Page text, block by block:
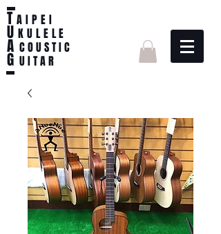
TAIPEI
UKULELE
A C O U S T I C
G U I T A R